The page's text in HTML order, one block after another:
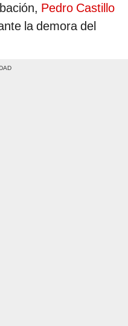
Pedro Castillo
la demora del